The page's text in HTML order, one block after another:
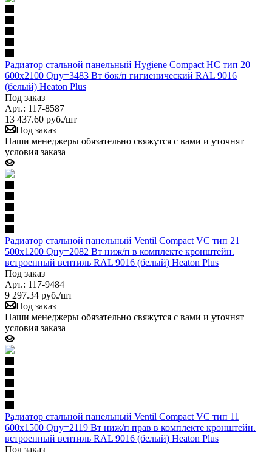
Радиатор стальной панельный Hygiene Compact HC тип 20
600х2100 Qну=3483 Вт бок/п гигиенический RAL 9016
(белый) Heaton Plus
Под заказ
Арт.: 117-8587
13 437.60 руб./шт
Под заказ
Наши менеджеры обязательно свяжутся с вами и уточнят
условия заказа
Радиатор стальной панельный Ventil Compact VC тип 21
500х1200 Qну=2082 Вт ниж/п в комплекте кронштейн.
встроенный вентиль RAL 9016 (белый) Heaton Plus
Под заказ
Арт.: 117-9484
9 297.34 руб./шт
Под заказ
Наши менеджеры обязательно свяжутся с вами и уточнят
условия заказа
Радиатор стальной панельный Ventil Compact VC тип 11
600х1500 Qну=2119 Вт ниж/п прав в комплекте кронштейн.
встроенный вентиль RAL 9016 (белый) Heaton Plus
Под заказ